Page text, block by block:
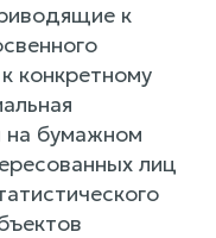
к
конкретному
на бумажном
лиц